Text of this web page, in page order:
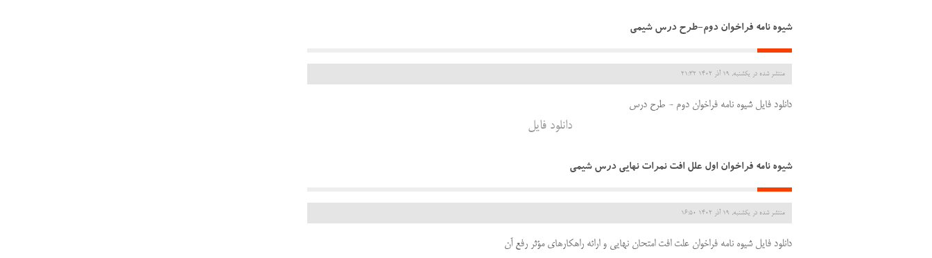
شیوه نامه فراخوان دوم-طرح درس شیمی
منتشر شده در یکشنبه, 19 آذر 1402 21:32
دانلود فایل شیوه نامه فراخوان دوم - طرح درس
دانلود فایل
شیوه نامه فراخوان اول علل افت نمرات نهایی درس شیمی
منتشر شده در یکشنبه, 19 آذر 1402 16:50
دانلود فایل شیوه نامه فراخوان علت افت امتحان نهایی و ارائه راهکارهای مؤثر رفع آن